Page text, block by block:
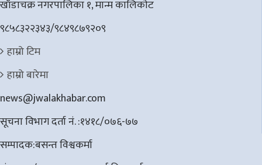
खाँडाचक्र नगरपालिका १, मान्म कालिकाेट
९८५८३२२३४३/९८४९८७९२०९
हाम्रो टिम
हाम्रो बारेमा
news@jwalakhabar.com
सूचना विभाग दर्ता नं. :१४१८/०७६-७७
सम्पादक:बसन्त विश्वकर्मा